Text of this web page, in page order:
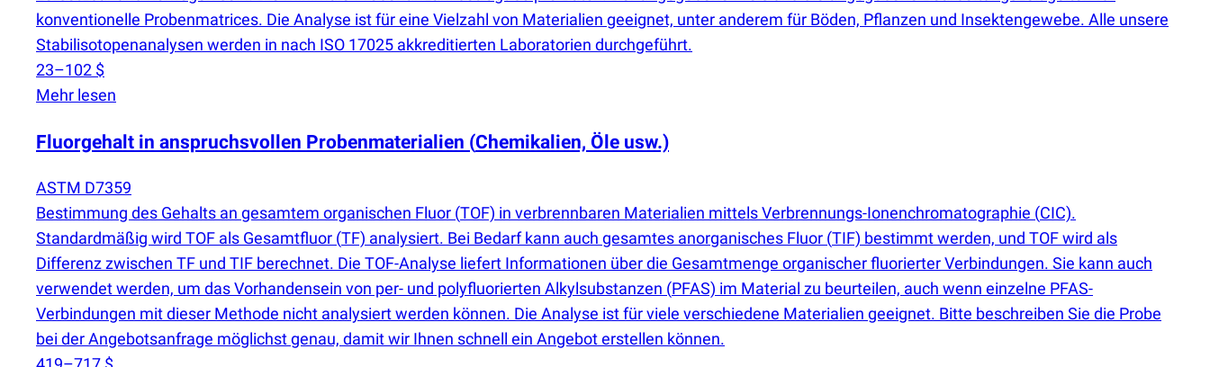
konventionelle Probenmatrices. Die Analyse ist für eine Vielzahl von Materialien geeignet, unter anderem für Böden, Pflanzen und Insektengewebe. Alle unsere
Stabilisotopenanalysen werden in nach ISO 17025 akkreditierten Laboratorien durchgeführt.
23–102 $
Mehr lesen
Fluorgehalt in anspruchsvollen Probenmaterialien (Chemikalien, Öle usw.)
ASTM D7359
Bestimmung des Gehalts an gesamtem organischen Fluor (TOF) in verbrennbaren Materialien mittels Verbrennungs-Ionenchromatographie (CIC).
Standardmäßig wird TOF als Gesamtfluor (TF) analysiert. Bei Bedarf kann auch gesamtes anorganisches Fluor (TIF) bestimmt werden, und TOF wird als
Differenz zwischen TF und TIF berechnet. Die TOF-Analyse liefert Informationen über die Gesamtmenge organischer fluorierter Verbindungen. Sie kann auch
verwendet werden, um das Vorhandensein von per- und polyfluorierten Alkylsubstanzen (PFAS) im Material zu beurteilen, auch wenn einzelne PFAS-
Verbindungen mit dieser Methode nicht analysiert werden können. Die Analyse ist für viele verschiedene Materialien geeignet. Bitte beschreiben Sie die Probe
bei der Angebotsanfrage möglichst genau, damit wir Ihnen schnell ein Angebot erstellen können.